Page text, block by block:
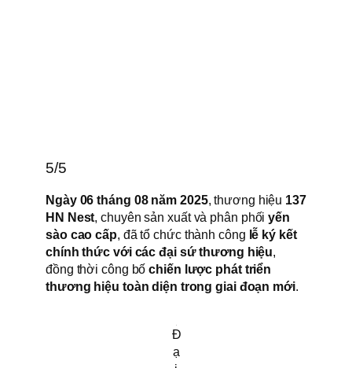
5/5
Ngày 06 tháng 08 năm 2025, thương hiệu 137
HN Nest, chuyên sản xuất và phân phốiyến
sào cao cấp, đã tổ chức thành công lễ ký kết
chính thức với các đại sứ thương hiệu,
đồng thời công bốchiến lược phát triển
thương hiệu toàn diện trong giai đoạn mới.
Đ
ạ